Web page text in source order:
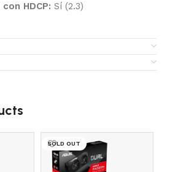
HDCP: Sí (2.3)
SOLD OUT